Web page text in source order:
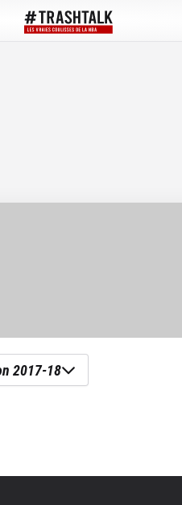
2017-18